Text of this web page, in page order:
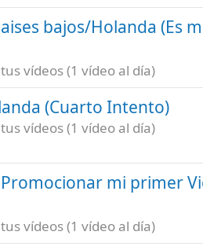
bajos/Holanda (Es
vídeos (1 vídeo al día)
(Cuarto Intento)
vídeos (1 vídeo al día)
mi primer
vídeos (1 vídeo al día)